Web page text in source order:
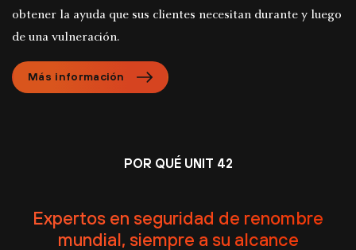
obtener la ayuda que sus clientes necesitan durante y luego
de una vulneración.
Más información
POR QUÉ UNIT 42
Expertos en seguridad de renombre
mundial, siempre a su alcance